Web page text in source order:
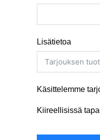
Lisätietoa
Käsittelemme
Kiireellisissä